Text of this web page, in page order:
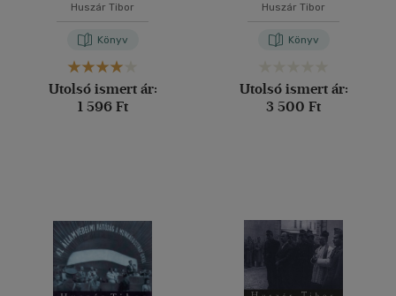
Huszár Tibor
Könyv
Utolsó ismert ár:
1 596 Ft
Huszár Tibor
Könyv
Utolsó ismert ár:
3 500 Ft